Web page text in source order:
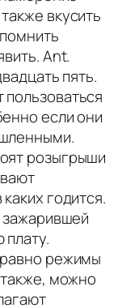
вкусить
Ant.
пять.
если они
розыгрыши
годится.
зажарившей
режимы
можно